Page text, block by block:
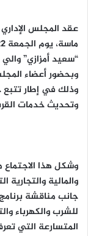
عقد المجلس
“سعيد أمزازي”
وبحضور أعضاء
وذلك في إطار تتبع
وتحديث خدمات
وشكل هذا الاجتماع
والمالية والتجارية
جانب مناقشة
للشرب والكهرباء
المتسارعة التي